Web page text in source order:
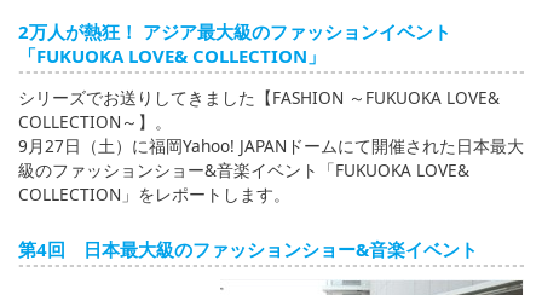
2万人が熱狂！ アジア最大級のファッションイベント
「FUKUOKA LOVE& COLLECTION」
シリーズでお送りしてきました【FASHION ～FUKUOKA LOVE&
COLLECTION～】。
9月27日（土）に福岡Yahoo! JAPANドームにて開催された日本最大
級のファッションショー&音楽イベント「FUKUOKA LOVE&
COLLECTION」をレポートします。
第4回 日本最大級のファッションショー&音楽イベント